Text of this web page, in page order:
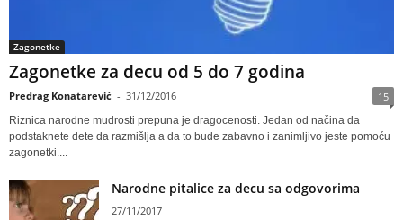
Zagonetke
Zagonetke za decu od 5 do 7 godina
Predrag Konatarević - 31/12/2016 15
Riznica narodne mudrosti prepuna je dragocenosti. Jedan od načina da
podstaknete dete da razmišlja a da to bude zabavno i zanimljivo jeste pomoću
zagonetki....
Narodne pitalice za decu sa odgovorima
27/11/2017